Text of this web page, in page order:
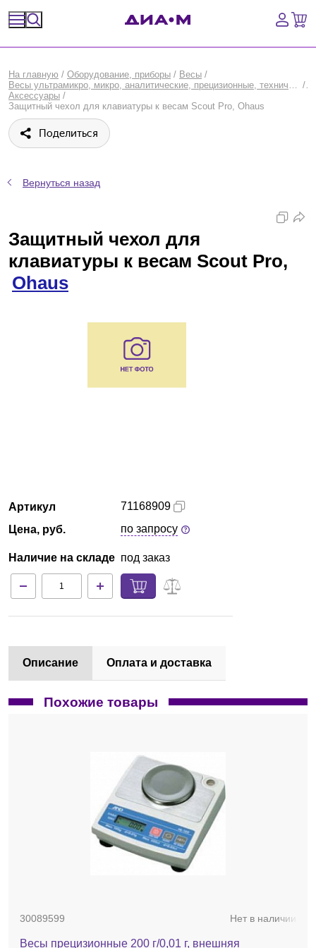
Оборудование, приборы
Расходные материалы, пластик, стекло
Предметный указатель
Войти
Партнеры
Доставка и оплата
Контакты
На главную / Оборудование, приборы / Весы /
Весы ультрамикро, микро, аналитические, прецизионные, технические, карманные
/
Аксессуары /
Защитный чехол для клавиатуры к весам Scout Pro, Ohaus
Поделиться
Вернуться назад
Защитный чехол для
клавиатуры к весам Scout Pro,
Ohaus
Артикул
Цена, руб.
Наличие на складе
71168909
по запросу
под заказ
Описание Оплата и доставка
Похожие товары
30089599 Нет в наличии
Весы прецизионные 200 г/0,01 г, внешняя